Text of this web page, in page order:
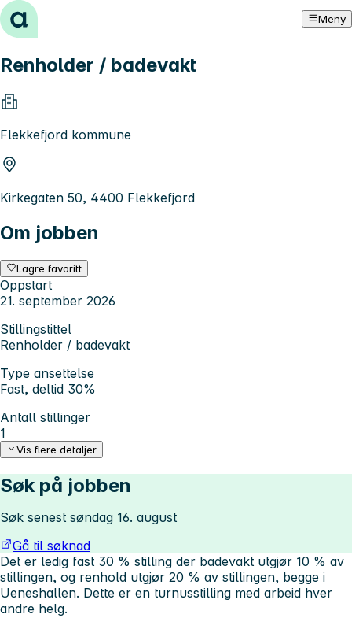
Hopp til innhold Meny
Renholder / badevakt
Flekkefjord kommune
Kirkegaten 50, 4400 Flekkefjord
Om jobben
Lagre favoritt
Oppstart
21. september 2026
Stillingstittel
Renholder / badevakt
Type ansettelse
Fast, deltid 30%
Antall stillinger
1
Vis flere detaljer
Søk på jobben
Søk senest søndag 16. august
Gå til søknad
Det er ledig fast 30 % stilling der badevakt utgjør 10 % av
stillingen, og renhold utgjør 20 % av stillingen, begge i
Ueneshallen. Dette er en turnusstilling med arbeid hver
andre helg.